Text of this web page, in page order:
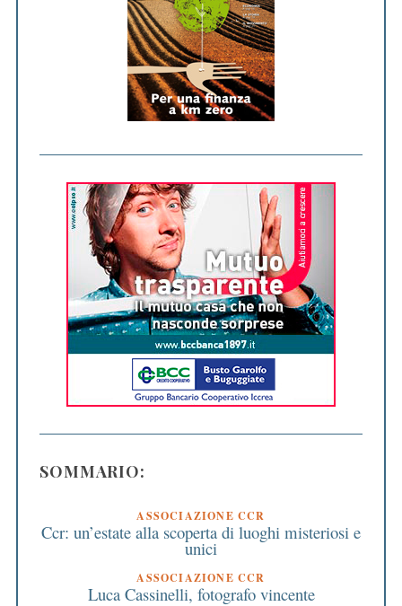
SOMMARIO:
ASSOCIAZIONE CCR
Ccr: un’estate alla scoperta di luoghi misteriosi e
unici
ASSOCIAZIONE CCR
Luca Cassinelli, fotografo vincente